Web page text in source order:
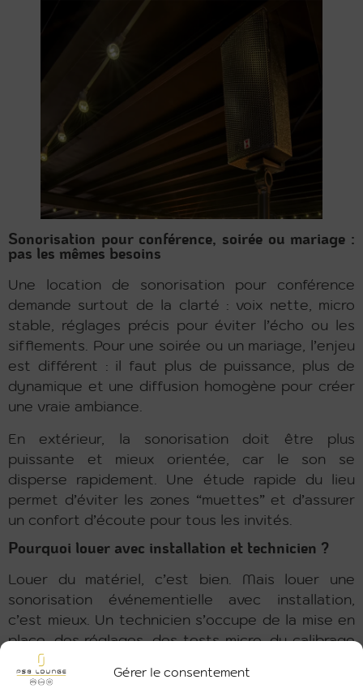
Gérer le consentement
Sonorisation pour conférence, soirée ou mariage :
pas les mêmes besoins
Une location de sonorisation pour conférence
demande surtout de la clarté : voix nette, micro
stable, réglages précis pour éviter l’écho ou les
sifflements. Pour une soirée ou un mariage, l’enjeu
est différent : il faut plus de puissance, plus de
dynamique et une diffusion homogène pour créer
une vraie ambiance.
En extérieur, la sonorisation doit être plus
puissante et mieux orientée, car le son se
disperse rapidement. Une étude rapide du lieu
permet d’éviter les zones “muettes” et d’assurer
un confort d’écoute pour tous les invités.
Pourquoi louer avec installation et technicien ?
Louer du matériel, c’est bien. Mais louer une
sonorisation événementielle avec installation,
c’est mieux. Un technicien s’occupe de la mise en
place, des réglages, des tests micro, du calibrage
sonore et de la gestion en direct si nécessaire.